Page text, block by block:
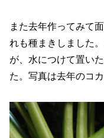
また去年作ってみて
れも種まきしました
が、水につけて置い
た。写真は去年のコカ